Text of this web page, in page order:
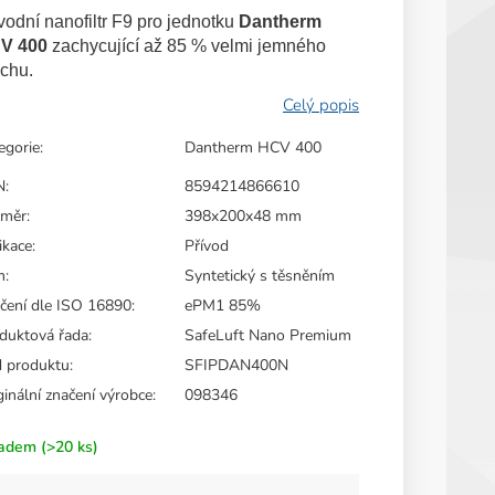
(>20 ks)
nanofiltr F9 pro jednotku Dantherm
400 zachycující až 85 % velmi jemného
:
Dantherm HCV 400
:
8594214866610
:
398x200x48 mm
:
Přívod
:
Syntetický s těsněním
dle ISO 16890:
ePM1 85%
řada:
SafeLuft Nano Premium
produktu:
SFIPDAN400N
značení výrobce: 098346